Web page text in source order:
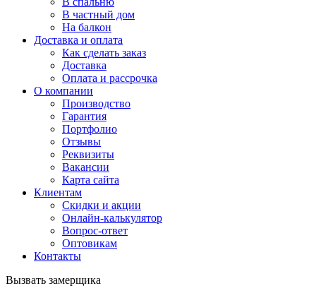
В частный дом
На балкон
Доставка и оплата
Как сделать заказ
Доставка
Оплата и рассрочка
О компании
Производство
Гарантия
Портфолио
Отзывы
Реквизиты
Вакансии
Карта сайта
Клиентам
Скидки и акции
Онлайн-калькулятор
Вопрос-ответ
Оптовикам
Контакты
Вызвать замерщика